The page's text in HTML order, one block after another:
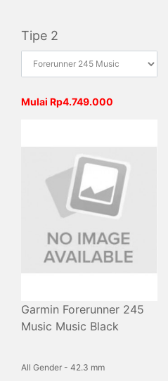
Tipe 2
Mulai Rp4.749.000
Garmin Forerunner 245
Music Music Black
All Gender - 42.3 mm